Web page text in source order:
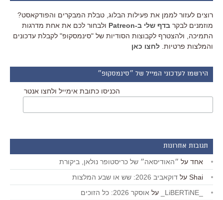
רוצים לעזור לממן את פעילות הבלוג, טבלת המבקרים והפודקאסט?
מוזמנים לבקר בדף שלי ב-Patreon
ולבחור לכם את אחת מדרגות
התמיכה, ולהצטרף לקבוצות הסודיות של "סינמסקופ" לקבלת עדכונים
והמלצות פרטיות. לחצו כאן
הירשמו לעדכוני המייל של ״סינמסקופ״
הכניסו כתובת אימייל ולחצו אנטר
תגובות אחרונות
אחד על ״האודיסאה״ של כריסטופר נולאן, ביקורת
Shai על דוקאביב 2026: שש או שבע המלצות
על אוסקר 2026: כל הזוכים